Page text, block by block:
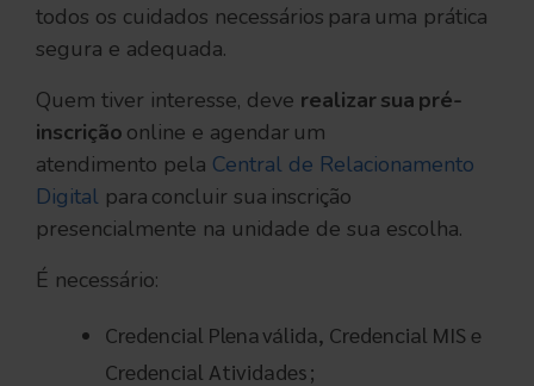
todos os cuidados necessários para uma prática
segura e adequada.
Quem tiver interesse, deve realizar sua pré-
inscrição online e agendar um
atendimento pela Central de Relacionamento
Digital para concluir sua inscrição
presencialmente na unidade de sua escolha.
É necessário:
Credencial Plena válida, Credencial MIS e
Credencial Atividades ;